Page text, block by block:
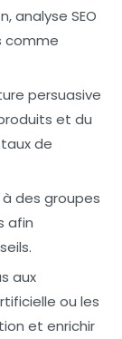
analyse SEO
comme
persuasive
et du
de
des groupes
afin
aux
ou les
et enrichir